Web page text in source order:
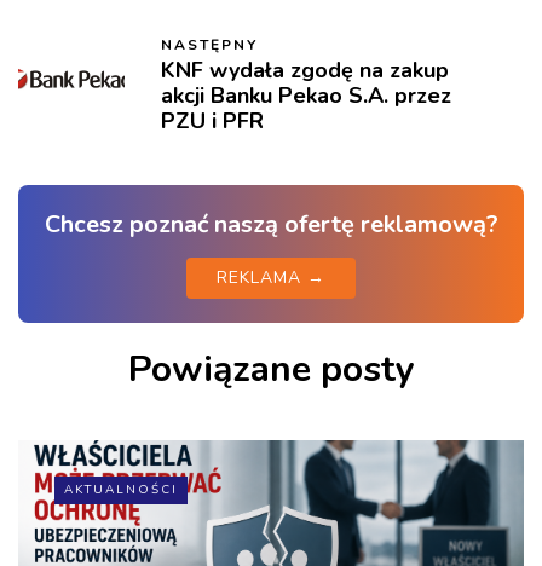
NASTĘPNY
KNF wydała zgodę na zakup
akcji Banku Pekao S.A. przez
PZU i PFR
Chcesz poznać naszą ofertę reklamową?
REKLAMA →
Powiązane posty
AKTUALNOŚCI